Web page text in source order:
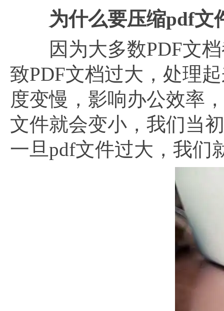
为什么要压缩pdf文
因为大多数PDF文档
致PDF文档过大，处理
度变慢，影响办公效率
文件就会变小，我们当
一旦pdf文件过大，我们